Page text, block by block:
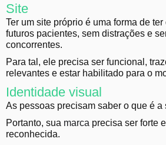
Site
Ter um site próprio é uma forma de
futuros pacientes, sem distrações e
concorrentes.
Para tal, ele precisa ser funcional,
relevantes e estar habilitado para o
Identidade visual
As pessoas precisam saber o que é a
Portanto, sua marca precisa ser forte
reconhecida.